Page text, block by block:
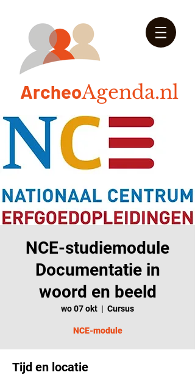
ArcheoAgenda.nl
NCE-studiemodule
Documentatie in
woord en beeld
wo 07 okt
  |
Cursus
NCE-module
Tijd en locatie